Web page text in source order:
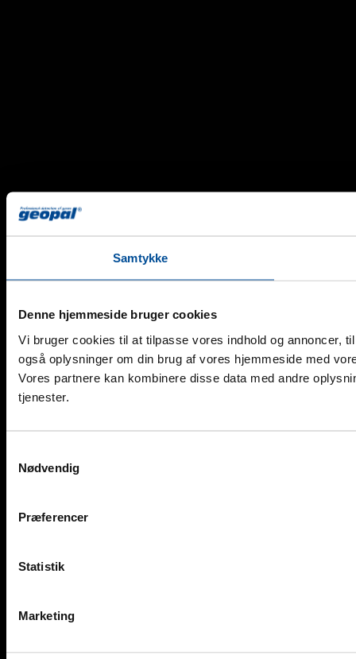
Samtykke
Denne hjemmeside bruger cookies
Vi bruger cookies til at tilpasse vores indhold og annoncer,
også oplysninger om din brug af vores hjemmeside med
Vores partnere kan kombinere disse data med andre
tjenester.
Nødvendig
Præferencer
Statistik
Marketing